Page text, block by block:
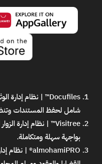
Docufiles™ | نظام إدارة الوثائق والأرشفة الإلكترونية المتكامل
شامل لحفظ المستندات
Visitree™ | نظام إدارة الزوار الذكي
بواجهة سهلة ومتكاملة.
almohamiPRO® | نظام إدارة الشؤون القانونية